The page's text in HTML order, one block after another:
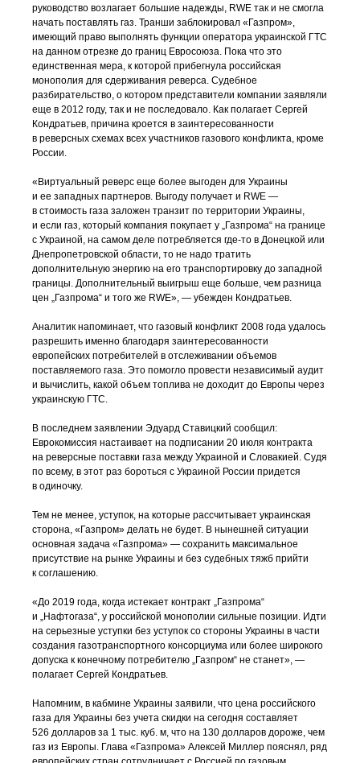
руководство возлагает большие надежды, RWE так и не смогла
начать поставлять газ. Транши заблокировал «Газпром»,
имеющий право выполнять функции оператора украинской ГТС
на данном отрезке до границ Евросоюза. Пока что это
единственная мера, к которой прибегнула российская
монополия для сдерживания реверса. Судебное
разбирательство, о котором представители компании заявляли
еще в 2012 году, так и не последовало. Как полагает Сергей
Кондратьев, причина кроется в заинтересованности
в реверсных схемах всех участников газового конфликта, кроме
России.
«Виртуальный реверс еще более выгоден для Украины
и ее западных партнеров. Выгоду получает и RWE —
в стоимость газа заложен транзит по территории Украины,
и если газ, который компания покупает у „Газпрома“ на границе
с Украиной, на самом деле потребляется где-то в Донецкой или
Днепропетровской области, то не надо тратить
дополнительную энергию на его транспортировку до западной
границы. Дополнительный выигрыш еще больше, чем разница
цен „Газпрома“ и того же RWE», — убежден Кондратьев.
Аналитик напоминает, что газовый конфликт 2008 года удалось
разрешить именно благодаря заинтересованности
европейских потребителей в отслеживании объемов
поставляемого газа. Это помогло провести независимый аудит
и вычислить, какой объем топлива не доходит до Европы через
украинскую ГТС.
В последнем заявлении Эдуард Ставицкий сообщил:
Еврокомиссия настаивает на подписании 20 июля контракта
на реверсные поставки газа между Украиной и Словакией. Судя
по всему, в этот раз бороться с Украиной России придется
в одиночку.
Тем не менее, уступок, на которые рассчитывает украинская
сторона, «Газпром» делать не будет. В нынешней ситуации
основная задача «Газпрома» — сохранить максимальное
присутствие на рынке Украины и без судебных тяжб прийти
к соглашению.
«До 2019 года, когда истекает контракт „Газпрома“
и „Нафтогаза“, у российской монополии сильные позиции. Идти
на серьезные уступки без уступок со стороны Украины в части
создания газотранспортного консорциума или более широкого
допуска к конечному потребителю „Газпром“ не станет», —
полагает Сергей Кондратьев.
Напомним, в кабмине Украины заявили, что цена российского
газа для Украины без учета скидки на сегодня составляет
526 долларов за 1 тыс. куб. м, что на 130 долларов дороже, чем
газ из Европы. Глава «Газпрома» Алексей Миллер пояснял, ряд